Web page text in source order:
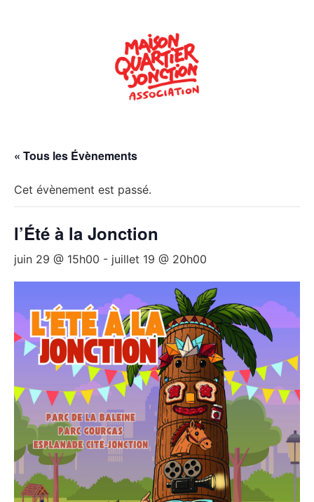
« Tous les Évènements
Cet évènement est passé.
l’Été à la Jonction
juin 29 @ 15h00 - juillet 19 @ 20h00